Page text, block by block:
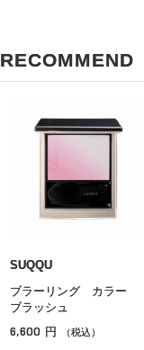
RECOMMEND
SUQQU
ブラーリング カラー
ブラッシュ
6,600 円 （税込）